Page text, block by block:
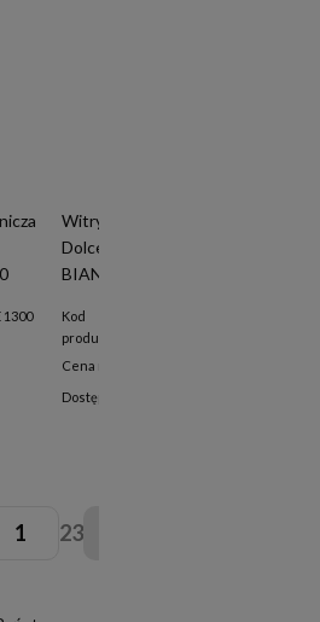
1300
Witryna cukiernicza chłodnicza
Dolce Visione Premium 900
BIANCO | 900x670x1300 mm
Kod
produktu:
Cena netto:
Dostępność:
1 23